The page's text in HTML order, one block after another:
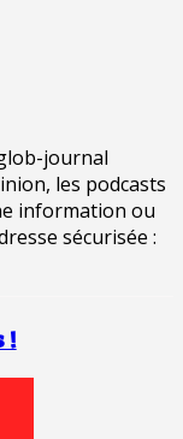
journal
les podcasts
information ou
sécurisée :
!